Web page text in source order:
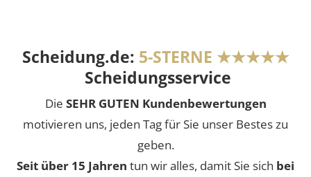
Scheidung.de: 5-STERNE ★★★★★
Scheidungsservice
Die SEHR GUTEN Kundenbewertungen
motivieren uns, jeden Tag für Sie unser Bestes zu
geben.
Seit über 15 Jahren tun wir alles, damit Sie sich bei